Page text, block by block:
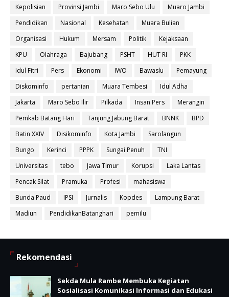
Kepolisian
Provinsi Jambi Maro Sebo Ulu
Muaro Jambi
Pendidikan
Nasional Kesehatan
Muara Bulian
Organisasi
Hukum Mersam Politik
Kejaksaan
KPU
Olahraga Bajubang PSHT HUT RI
PKK
Idul Fitri
Pers Ekonomi IWO Bawaslu
Pemayung
Diskominfo
pertanian Muara Tembesi
Idul Adha
Jakarta
Maro Sebo Ilir Pilkada Insan Pers
Merangin
Pemkab Batang Hari
Tanjung Jabung Barat BNNK
BPD
Batin XXIV
Disikominfo Kota Jambi
Sarolangun
Bungo
Kerinci PPPK Sungai Penuh
TNI
Universitas
tebo Jawa Timur Korupsi
Laka Lantas
Pencak Silat
Pramuka Profesi
mahasiswa
Bunda Paud
IPSI Jurnalis Kopdes
Lampung Barat
Madiun
PendidikanBatanghari pemilu
Rekomendasi
Sekda Mula Rambe Membuka Kegiatan
Sosialisasi Komunikasi Informasi dan Edukasi